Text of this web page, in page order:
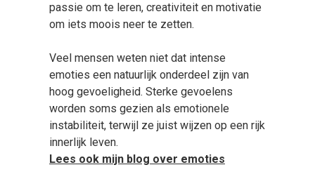
passie om te leren, creativiteit en motivatie
om iets moois neer te zetten.
Veel mensen weten niet dat intense
emoties een natuurlijk onderdeel zijn van
hoog gevoeligheid. Sterke gevoelens
worden soms gezien als emotionele
instabiliteit, terwijl ze juist wijzen op een rijk
innerlijk leven.
Lees ook mijn blog over emoties